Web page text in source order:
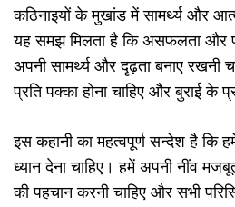
कठिनाइयों के मुखांड में सामर्थ्य और
यह समझ मिलता है कि असफलता और
अपनी सामर्थ्य और दृढ़ता बनाए रखनी
प्रति पक्का होना चाहिए और बुराई के
इस कहानी का महत्वपूर्ण सन्देश है कि
ध्यान देना चाहिए। हमें अपनी नींव
की पहचान करनी चाहिए और सभी